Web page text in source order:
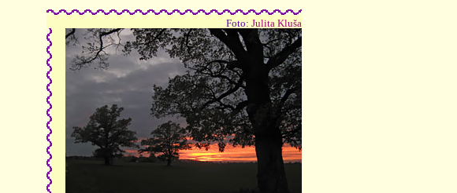
Foto: Julita Kluša